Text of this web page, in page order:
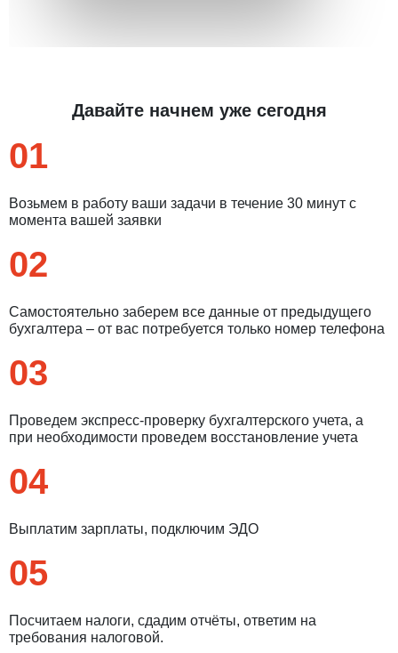
Давайте начнем уже сегодня
01
Возьмем в работу ваши задачи в течение 30 минут с
момента вашей заявки
02
Самостоятельно заберем все данные от предыдущего
бухгалтера – от вас потребуется только номер телефона
03
Проведем экспресс-проверку бухгалтерского учета, а
при необходимости проведем восстановление учета
04
Выплатим зарплаты, подключим ЭДО
05
Посчитаем налоги, сдадим отчёты, ответим на
требования налоговой.